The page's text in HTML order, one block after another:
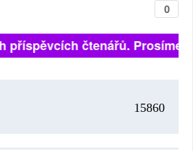
0
čtenářů. Prosíme,
15860